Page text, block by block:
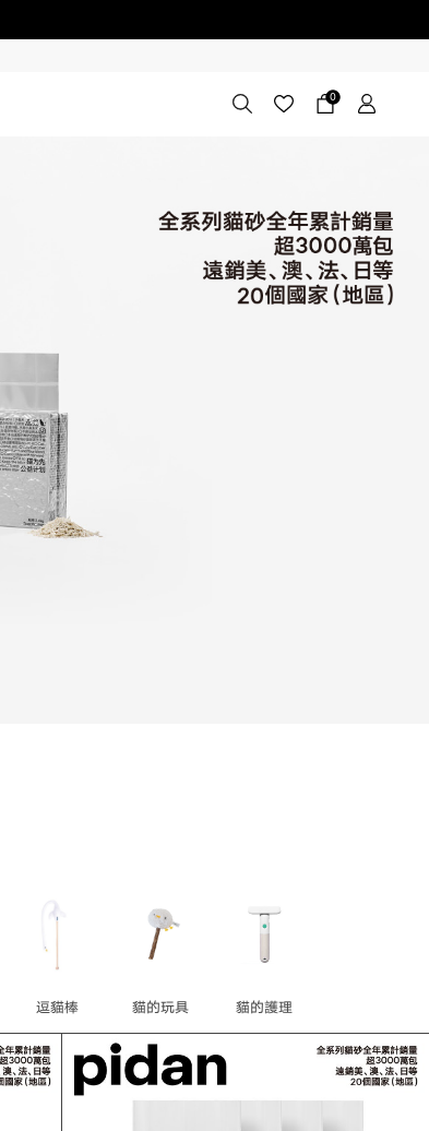
0
逗貓棒 貓的玩具 貓的護理